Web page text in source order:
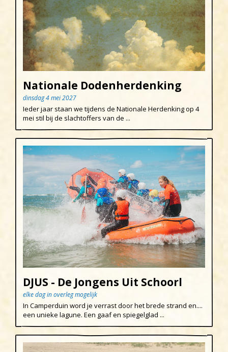
Nationale Dodenherdenking
dinsdag 4 mei 2027
Ieder jaar staan we tijdens de Nationale Herdenking op 4
mei stil bij de slachtoffers van de ...
DJUS - De Jongens Uit Schoorl
elke dag in overleg mogelijk
In Camperduin word je verrast door het brede strand en....
een unieke lagune. Een gaaf en spiegelglad ...